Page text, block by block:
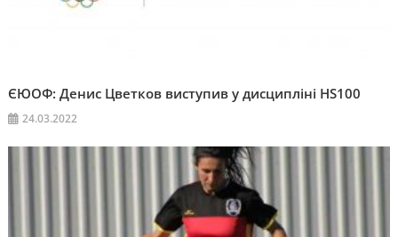
ЄЮОФ: Денис Цветков виступив у дисципліні HS100
24.03.2022